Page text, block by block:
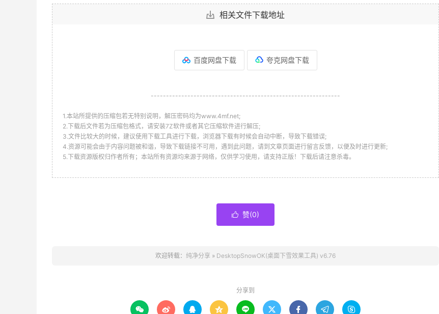
相关文件下载地址
百度网盘下载 夸克网盘下载
--------------------------------------------------------------
1.本站所提供的压缩包若无特别说明，解压密码均为www.4mf.net;
2.下载后文件若为压缩包格式，请安装7Z软件或者其它压缩软件进行解压;
3.文件比较大的时候，建议使用下载工具进行下载，浏览器下载有时候会自动中断，导致下载错误;
4.资源可能会由于内容问题被和谐，导致下载链接不可用，遇到此问题，请到文章页面进行留言反馈，以便及时进行更新;
5.下载资源版权归作者所有；本站所有资源均来源于网络，仅供学习使用，请支持正版！下载后请注意杀毒。
 赞(0)
欢迎转载： 纯净分享 » DesktopSnowOK(桌面下雪效果工具) v6.76
分享到
        